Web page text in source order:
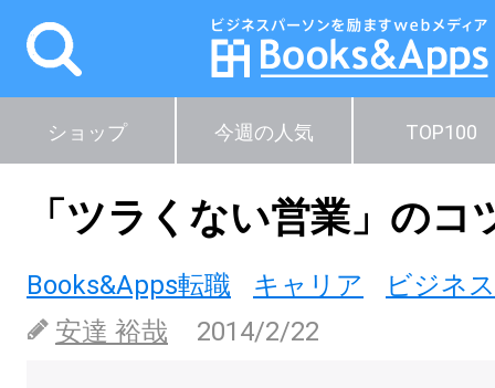
ショップ 今週の人気 TOP100
「ツラくない営業」のコ
Books&Apps転職 キャリア
ビジネ
安達 裕哉
2014/2/22